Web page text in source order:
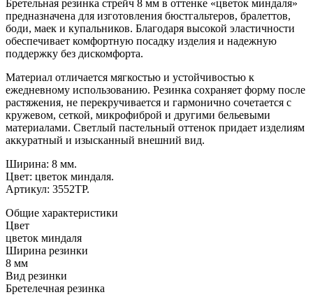
Бретельная резинка стрейч 8 мм в оттенке «цветок миндаля»
предназначена для изготовления бюстгальтеров, бралеттов,
боди, маек и купальников. Благодаря высокой эластичности
обеспечивает комфортную посадку изделия и надежную
поддержку без дискомфорта.
Материал отличается мягкостью и устойчивостью к
ежедневному использованию. Резинка сохраняет форму после
растяжения, не перекручивается и гармонично сочетается с
кружевом, сеткой, микрофиброй и другими бельевыми
материалами. Светлый пастельный оттенок придает изделиям
аккуратный и изысканный внешний вид.
Ширина: 8 мм.
Цвет: цветок миндаля.
Артикул: 3552ТР.
Общие характеристики
Цвет
цветок миндаля
Ширина резинки
8 мм
Вид резинки
Бретелечная резинка